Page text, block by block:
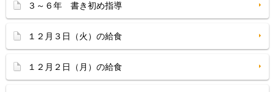
３～６年 書き初め指導
１２月３日（火）の給食
１２月２日（月）の給食